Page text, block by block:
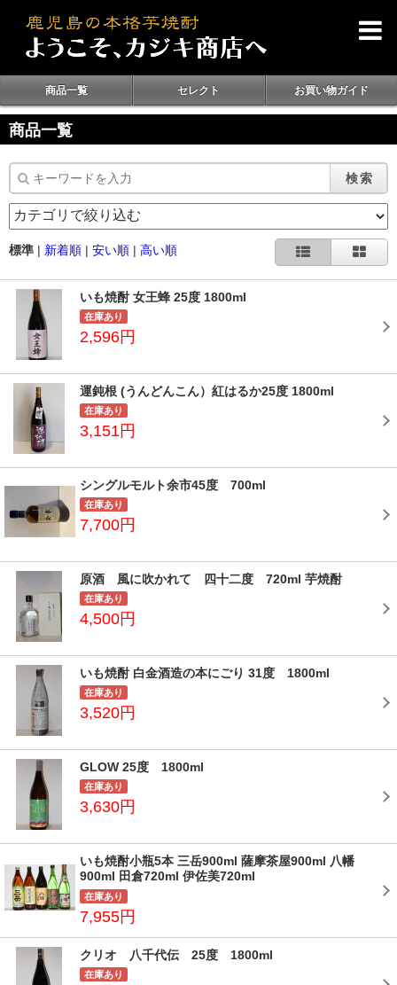
商品一覧 セレクト お買い物ガイド
商品一覧
検索
標準 | 新着順 | 安い順 | 高い順
いも焼酎 女王蜂 25度 1800ml
在庫あり
2,596円
運鈍根 (うんどんこん）紅はるか25度 1800ml
在庫あり
3,151円
シングルモルト余市45度 700ml
在庫あり
7,700円
原酒 風に吹かれて 四十二度 720ml 芋焼酎
在庫あり
4,500円
いも焼酎 白金酒造の本にごり 31度 1800ml
在庫あり
3,520円
GLOW 25度 1800ml
在庫あり
3,630円
いも焼酎小瓶5本 三岳900ml 薩摩茶屋900ml 八幡
900ml 田倉720ml 伊佐美720ml
在庫あり
7,955円
クリオ 八千代伝 25度 1800ml
在庫あり